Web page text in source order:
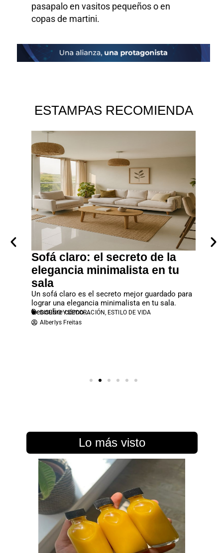
pasapalo en vasitos pequeños o en
copas de martini.
ESTAMPAS RECOMIENDA
Sofá claro: el secreto de la
elegancia minimalista en tu
sala
Un sofá claro es el secreto mejor guardado para
lograr una elegancia minimalista en tu sala.
Descubre cómo...
DISEÑO Y DECORACIÓN, ESTILO DE VIDA
Alberlys Freitas
Lo más visto